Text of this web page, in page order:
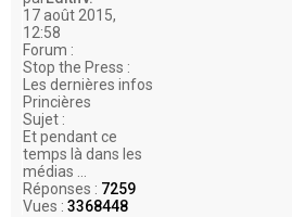
17 août 2015,
12:58
Forum :
Stop the Press :
Les dernières infos
Princières
Sujet :
Et pendant ce
temps là dans les
médias ...
Réponses : 7259
Vues : 3368448